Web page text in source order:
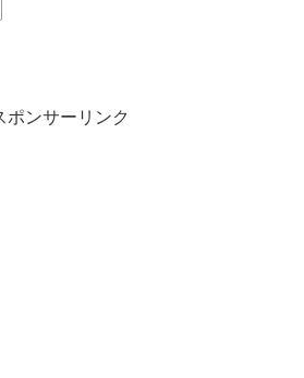
ポンサーリンク